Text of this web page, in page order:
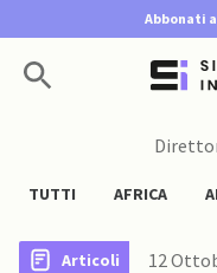
Abbonati
TUTTI AFRICA
Articoli 12